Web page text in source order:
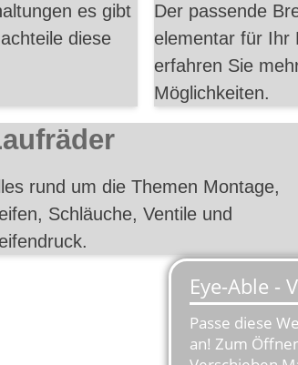
es gibt
diese
Der passende
elementar für Ihr
erfahren Sie
Möglichkeiten.
rund um die Themen Montage,
Schläuche, Ventile und